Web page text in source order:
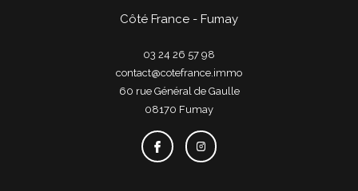
Côté France - Fumay
03 24 26 57 98
contact@cotefrance.immo
60 rue Général de Gaulle
08170
fumay